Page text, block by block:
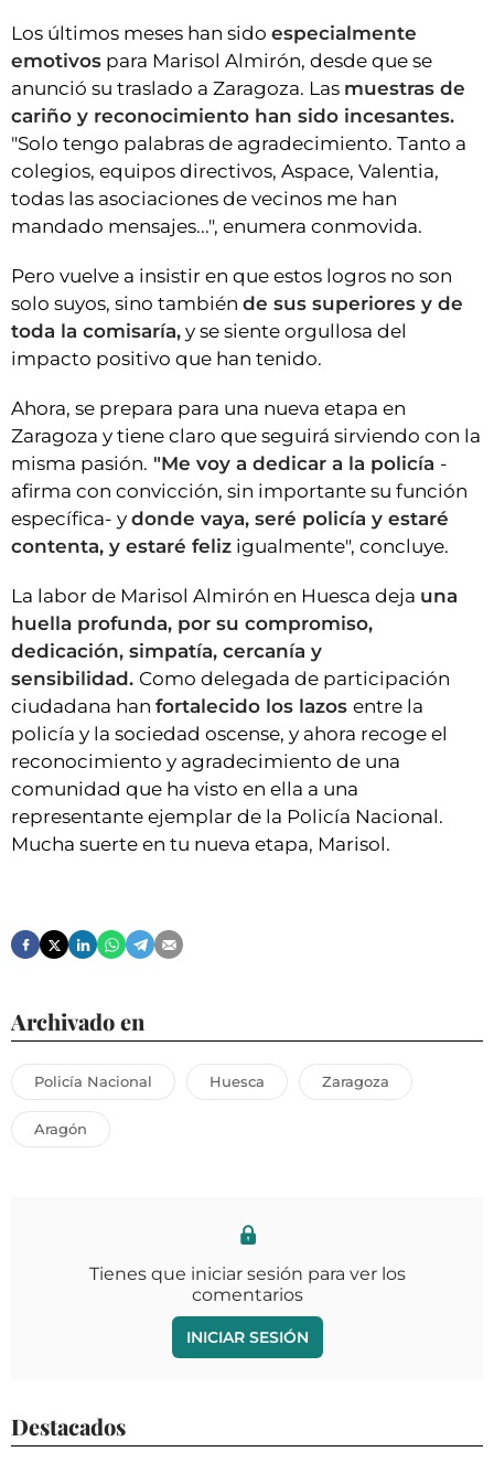
Los últimos meses han sido especialmente
emotivos para Marisol Almirón, desde que se
anunció su traslado a Zaragoza. Las muestras de
cariño y reconocimiento han sido incesantes.
"Solo tengo palabras de agradecimiento. Tanto a
colegios, equipos directivos, Aspace, Valentia,
todas las asociaciones de vecinos me han
mandado mensajes...", enumera conmovida.
Pero vuelve a insistir en que estos logros no son
solo suyos, sino también de sus superiores y de
toda la comisaría, y se siente orgullosa del
impacto positivo que han tenido.
Ahora, se prepara para una nueva etapa en
Zaragoza y tiene claro que seguirá sirviendo con la
misma pasión. "Me voy a dedicar a la policía -
afirma con convicción, sin importante su función
específica- y donde vaya, seré policía y estaré
contenta, y estaré feliz igualmente", concluye.
La labor de Marisol Almirón en Huesca deja una
huella profunda, por su compromiso,
dedicación, simpatía, cercanía y
sensibilidad. Como delegada de participación
ciudadana han fortalecido los lazos entre la
policía y la sociedad oscense, y ahora recoge el
reconocimiento y agradecimiento de una
comunidad que ha visto en ella a una
representante ejemplar de la Policía Nacional.
Mucha suerte en tu nueva etapa, Marisol.
Archivado en
Policía Nacional Huesca Zaragoza
Aragón
Tienes que iniciar sesión para ver los
comentarios
INICIAR SESIÓN
Destacados